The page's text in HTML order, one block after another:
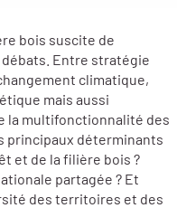
bois suscite de
Entre stratégie
climatique,
mais aussi
la multifonctionnalité des
principaux déterminants
et de la filière bois ?
partagée ? Et
des territoires et des